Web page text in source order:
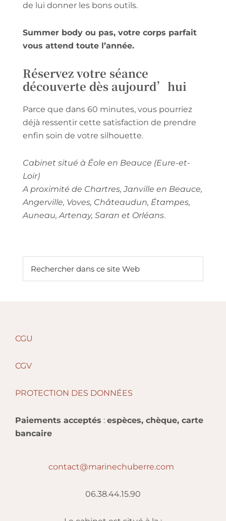
de lui donner les bons outils.
Summer body ou pas, votre corps parfait
vous attend toute l’année.
Réservez votre séance
découverte dès aujourd’hui
Parce que dans 60 minutes, vous pourriez
déjà ressentir cette satisfaction de prendre
enfin soin de votre silhouette.
Cabinet situé à Éole en Beauce (Eure-et-
Loir)
A proximité de Chartres, Janville en Beauce,
Angerville, Voves, Châteaudun, Étampes,
Auneau, Artenay, Saran et Orléans.
Barre
latérale
dans
Footer
CGU
CGV
PROTECTION DES DONNÉES
Paiements acceptés : espèces, chèque, carte
bancaire
contact@marinechuberre.com
06.38.44.15.90